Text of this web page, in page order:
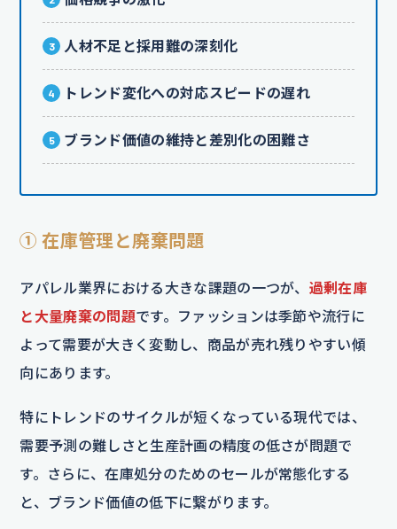
人材不足と採用難の深刻化
トレンド変化への対応スピードの遅れ
ブランド価値の維持と差別化の困難さ
① 在庫管理と廃棄問題
アパレル業界における大きな課題の一つが、 過剰在庫
と大量廃棄の問題です。ファッションは季節や流行に
よって需要が大きく変動し、商品が売れ残りやすい傾
向にあります。
特にトレンドのサイクルが短くなっている現代では、
需要予測の難しさと生産計画の精度の低さが問題で
す。さらに、在庫処分のためのセールが常態化する
と、ブランド価値の低下に繋がります。